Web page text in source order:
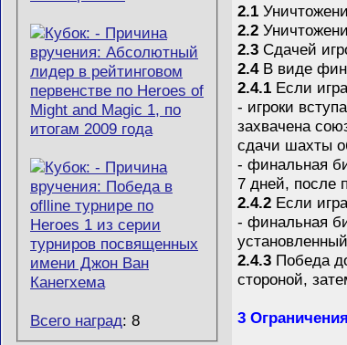
Всего наград: 8
2.1
2.2
2.3 Сдачей
2.4В виде
2.4.1 Если
- игроки
захвачена
сдачи шахты
- финальная
7 дней, после
2.4.2 Если
- финальная
2.4.3 Победа
стороной,
3